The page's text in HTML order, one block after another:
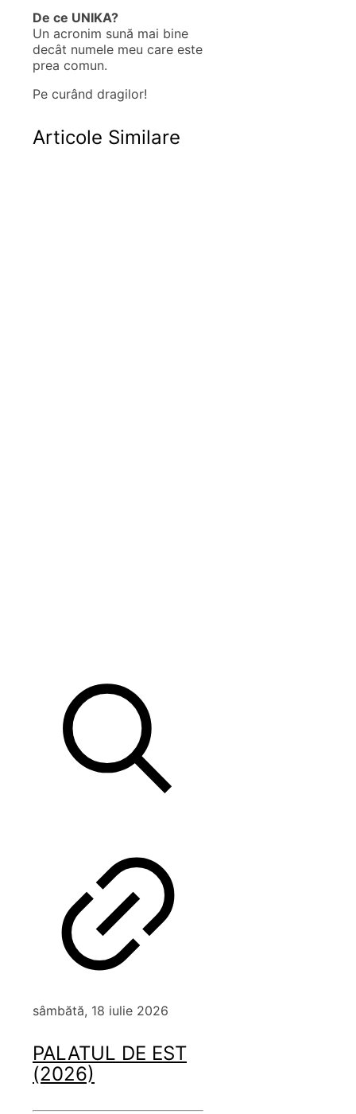
De ce UNIKA?
Un acronim sună mai bine
decât numele meu care este
prea comun.
Pe curând dragilor!
Articole Similare
sâmbătă, 18 iulie 2026
PALATUL DE EST
(2026)